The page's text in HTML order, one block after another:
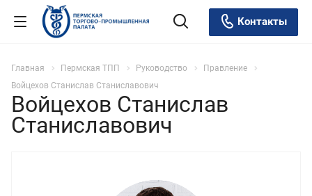
Контакты
Главная Пермская ТПП Руководство
Правление
Войцехов Станислав Станиславович
Войцехов Станислав
Станиславович